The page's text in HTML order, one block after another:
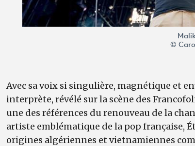
©
Avec sa voix si singulière, magnétique et
interprète, révélé sur la scène des
une des références du renouveau de la
artiste emblématique de la pop française,
origines algériennes et vietnamiennes